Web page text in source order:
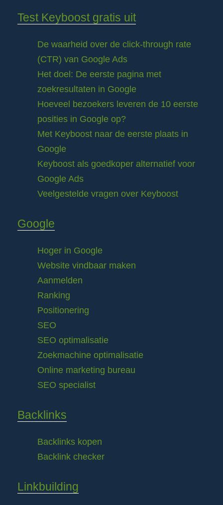
Test Keyboost gratis uit
De waarheid over de click-through rate
(CTR) van Google Ads
Het doel: De eerste pagina met
zoekresultaten in Google
Hoeveel bezoekers leveren de 10 eerste
posities in Google op?
Met Keyboost naar de eerste plaats in
Google
Keyboost als goedkoper alternatief voor
Google Ads
Veelgestelde vragen over Keyboost
Google
Hoger in Google
Website vindbaar maken
Aanmelden
Ranking
Positionering
SEO
SEO optimalisatie
Zoekmachine optimalisatie
Online marketing bureau
SEO specialist
Backlinks
Backlinks kopen
Backlink checker
Linkbuilding